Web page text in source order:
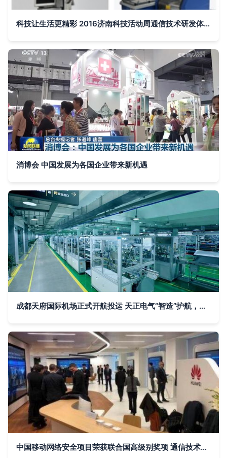
科技让生活更精彩 2016济南科技活动周通信技术研发体验纪实
消博会 中国发展为各国企业带来新机遇
成都天府国际机场正式开航投运 天正电气“智造”护航，通信技术赋能辉煌时刻
中国移动网络安全项目荣获联合国高级别奖项 通信技术领域的里程碑